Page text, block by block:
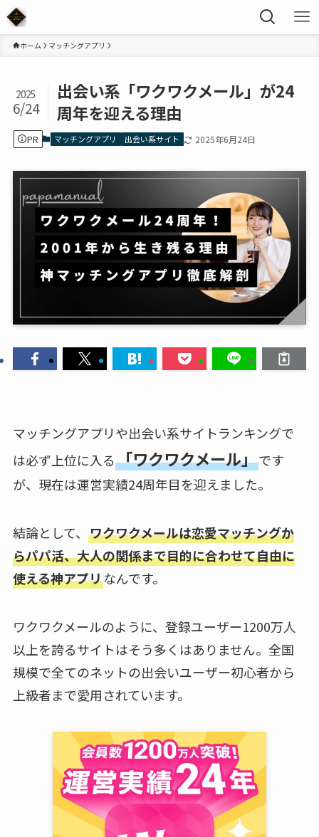
ホーム マッチングアプリ
出会い系「ワクワクメール」が24
周年を迎える理由
2025
6/24
PR マッチングアプリ 出会い系サイト 2025年6月24日
マッチングアプリや出会い系サイトランキングで
は必ず上位に入る「ワクワクメール」です
が、現在は運営実績24周年目を迎えました。
結論として、 ワクワクメールは恋愛マッチングか
らパパ活、大人の関係まで目的に合わせて自由に
使える神アプリなんです。
ワクワクメールのように、登録ユーザー1200万人
以上を誇るサイトはそう多くはありません。全国
規模で全てのネットの出会いユーザー初心者から
上級者まで愛用されています。